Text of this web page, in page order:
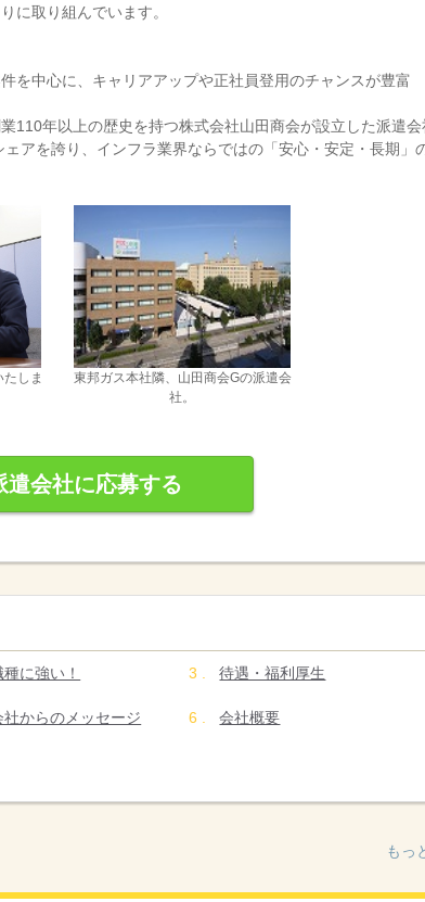
に取り組んでいます。
を中心に、キャリアアップや正社員登用のチャンスが豊富
110年以上の歴史を持つ株式会社山田商会が設立した派遣会
アを誇り、インフラ業界ならではの「安心・安定・長期」
しま
東邦ガス本社隣、山田商会Gの派遣会
社。
遣会社に応募する
に強い！ 待遇・福利厚生
社からのメッセージ 会社概要
もっ